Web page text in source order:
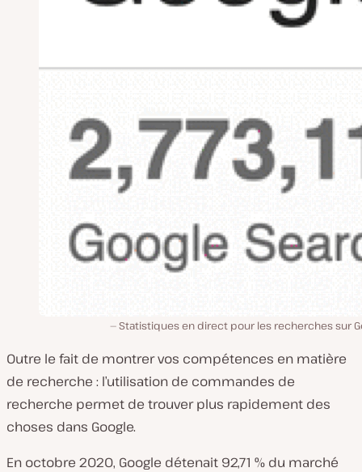
Statistiques en direct pour les recherches sur
Outre le fait de montrer vos compétences en matière
de recherche : l’utilisation de commandes de
recherche permet de trouver plus rapidement des
choses dans Google.
En octobre 2020, Google détenait 92,71 % du marché